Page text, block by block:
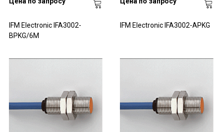
IFM Electronic IFA3002-
BPKG/6M
IFM Electronic IFA3002-APKG